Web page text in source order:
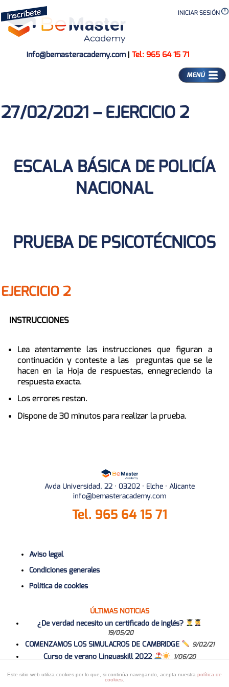
INICIAR SESIÓN
info@bemasteracademy.com| Tel: 965 64 15 71
MENÚ
27/02/2021 – EJERCICIO 2
ESCALA BÁSICA DE POLICÍA
NACIONAL
PRUEBA DE PSICOTÉCNICOS
EJERCICIO 2
INSTRUCCIONES
Lea atentamente las instrucciones que figuran a
continuación y conteste a las preguntas que se le
hacen en la Hoja de respuestas, ennegreciendo la
respuesta exacta.
Los errores restan.
Dispone de 30 minutos para realizar la prueba.
Este sitio web utiliza cookies por lo que, si continúa navegando, acepta nuestra política de
cookies
Avda Universidad, 22 · 03202 · Elche · Alicante
info@bemasteracademy.com
Tel. 965 64 15 71
Aviso legal
Condiciones generales
Política de cookies
ÚLTIMAS NOTICIAS
¿De verdad necesito un certificado de inglés?
19/05/20
COMENZAMOS LOS SIMULACROS DE CAMBRIDGE 9/02/21
Curso de verano Linguaskill 2022 1/06/20